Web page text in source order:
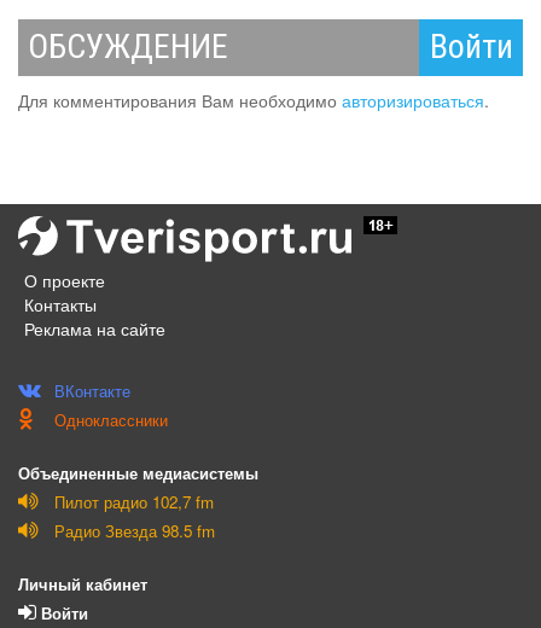
ОБСУЖДЕНИЕ Войти
Для комментирования Вам необходимо авторизироваться.
О проекте
Контакты
Реклама на сайте
ВКонтакте
Одноклассники
Объединенные медиасистемы
Пилот радио 102,7 fm
Радио Звезда 98.5 fm
Личный кабинет
Войти